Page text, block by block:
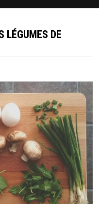
LÉGUMES DE